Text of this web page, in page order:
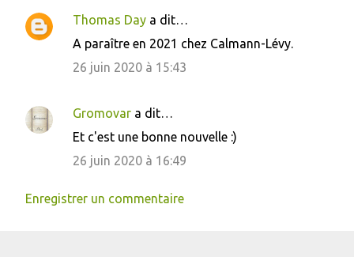
C
e
i
Thomas Day a dit…
A paraître en 2021 chez Calmann-Lévy.
26 juin 2020 à 15:43
Gromovar a dit…
Et c'est une bonne nouvelle :)
26 juin 2020 à 16:49
Enregistrer un commentaire